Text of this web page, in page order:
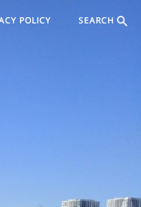
POLICY SEARCH